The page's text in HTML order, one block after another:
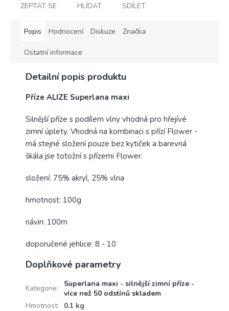
ZEPTAT SE HLÍDAT SDÍLET
Popis Hodnocení Diskuze Značka
Ostatní informace
Detailní popis produktu
Příze ALIZE Superlana maxi
Silnější příze s podílem vlny vhodná pro hřejívé
zimní úplety. Vhodná na kombinaci s přízí Flower -
má stejné složení pouze bez kytiček a barevná
škála jse totožní s přízemi Flower.
složení: 75% akryl, 25% vlna
hmotnost: 100g
návin: 100m
doporučené jehlice: 8 - 10
Doplňkové parametry
Kategorie:
Superlana maxi - silnější zimní příze -
více než 50 odstínů skladem
Hmotnost:
0.1 kg